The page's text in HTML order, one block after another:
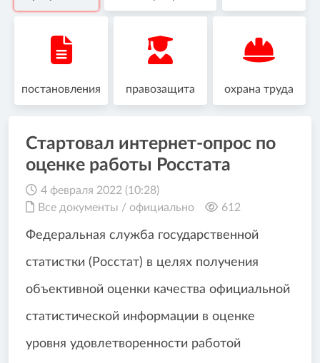
постановления правозащита охрана труда
Стартовал интернет-опрос по
оценке работы Росстата
4 февраля 2022 (10:28)
Все документы / официально 612
Федеральная служба государственной
статистки (Росстат) в целях получения
объективной оценки качества официальной
статистической информации в оценке
уровня удовлетворенности работой